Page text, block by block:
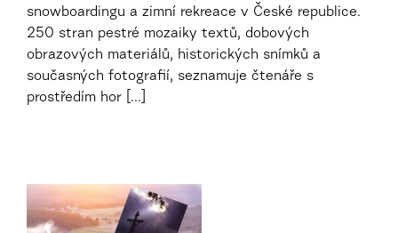
snowboardingu a zimní rekreace v České republice.
250 stran pestré mozaiky textů, dobových
obrazových materiálů, historických snímků a
současných fotografií, seznamuje čtenáře s
prostředím hor [...]